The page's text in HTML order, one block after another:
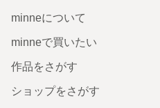
minneについて
minneで買いたい
作品をさがす
ショップをさがす